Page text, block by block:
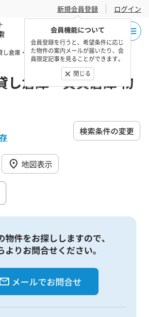
新規会員登録
会員機能について
会員登録を行うと、希望条件に応じ
た物件の案内メールが届いたり、会
員限定記事を見ることができます。
閉じる
ログイン
し倉庫・賃貸倉庫 物件一覧
し倉庫・賃貸倉庫 物
検索条件の変更
地図表示
物件をお探ししますので、
よりお問合せください。
メールでお問合せ